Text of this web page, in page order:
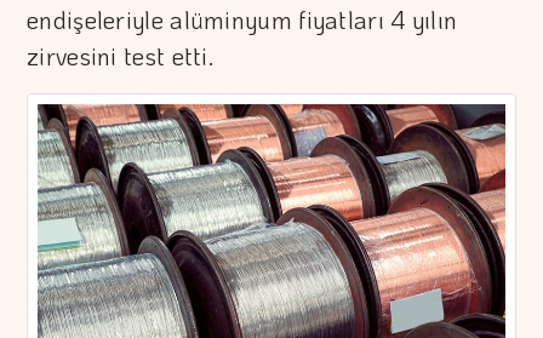
endişeleriyle alüminyum fiyatları 4 yılın
zirvesini test etti.